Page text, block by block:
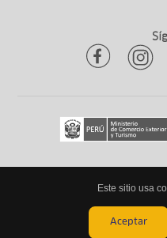
Todos los derechos
Este sitio usa
Aceptar